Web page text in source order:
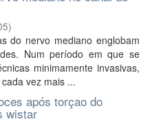
)
do nervo mediano englobam
Num período em que se
minimamente invasivas,
vez mais ...
após torçao do
wistar